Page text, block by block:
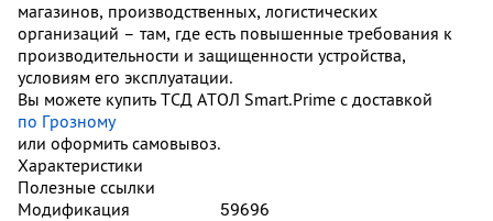
магазинов, производственных, логистических
организаций – там, где есть повышенные требования к
производительности и защищенности устройства,
условиям его эксплуатации.
Вы можете купить ТСД АТОЛ Smart.Prime с доставкой
по Грозному
или оформить самовывоз.
Характеристики
Полезные ссылки
Модификация
59696